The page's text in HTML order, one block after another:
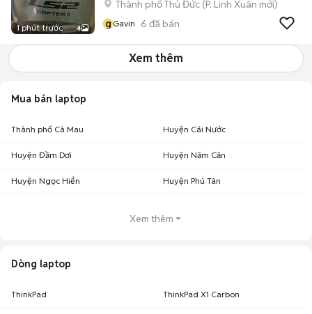
1 phút trước 4
Thành phố Thủ Đức (P. Linh Xuân mới)
gGavin 6 đã bán
Xem thêm
Mua bán laptop
Thành phố Cà Mau Huyện Cái Nước
Huyện Đầm Dơi Huyện Năm Căn
Huyện Ngọc Hiển Huyện Phú Tân
Xem thêm
Dòng laptop
ThinkPad ThinkPad X1 Carbon